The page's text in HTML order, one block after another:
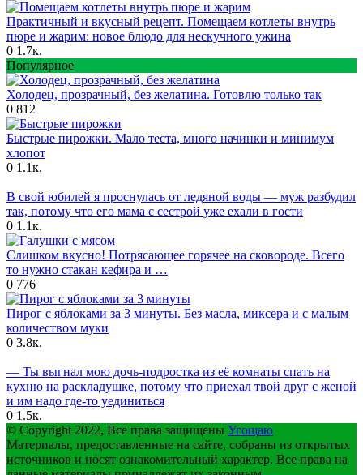
Практичный и вкусный рецепт. Помещаем котлеты внутрь
пюре и жарим: новое блюдо для нескучного ужина
0 1.7к.
Популярное
Холодец, прозрачный, без желатина. Готовлю только так
0 812
Быстрые пирожки. Мало теста, много начинки и минимум
хлопот
0 1.1к.
В свой юбилей я проснулась от ледяной воды — муж разбудил
так, потому что его мама с сестрой уже ехали в гости
0 1.1к.
Слишком вкусно! Потрясающее горячее на сковороде. Всего
то нужно стакан кефира и …
0 776
Пирог с яблоками за 3 минуты. Без масла, миксера и с малым
количеством муки
0 3.8к.
— Ты выгнал мою дочь-подростка из её комнаты спать на
кухню на раскладушке, потому что приехал твой друг с женой
и им надо где-то уединиться
0 1.5к.
© Copyright 2022, Все права защищены Угощаю
Материалы, предоставленные на сайте, собраны из открытых
источников и носят ознакомительный характер. Все права на